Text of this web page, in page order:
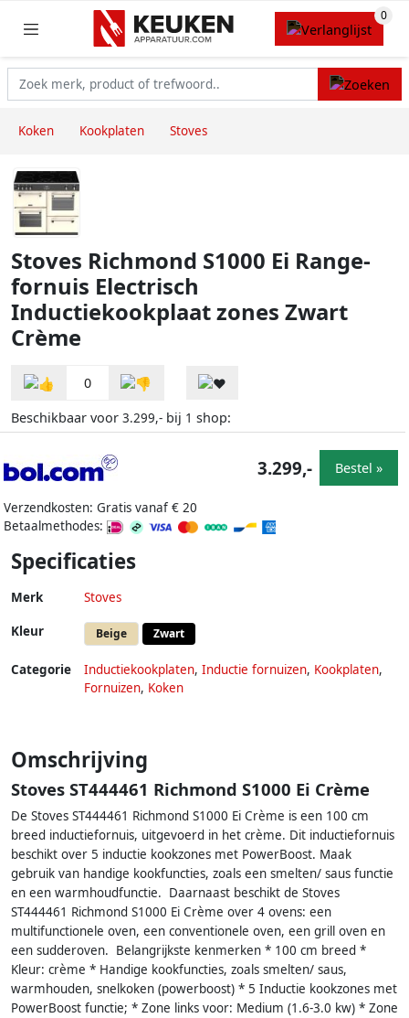
Koken Kookplaten Stoves
Stoves Richmond S1000 Ei Range-
fornuis Electrisch
Inductiekookplaat zones Zwart
Crème
0
Beschikbaar voor 3.299,- bij 1 shop:
Verzendkosten: Gratis vanaf € 20
Betaalmethodes:
3.299,- Bestel »
Specificaties
Merk Stoves
Kleur Beige Zwart
Categorie Inductiekookplaten, Inductie fornuizen, Kookplaten,
Fornuizen, Koken
Omschrijving
Stoves ST444461 Richmond S1000 Ei Crème
De Stoves ST444461 Richmond S1000 Ei Crème is een 100 cm
breed inductiefornuis, uitgevoerd in het crème. Dit inductiefornuis
beschikt over 5 inductie kookzones met PowerBoost. Maak
gebruik van handige kookfuncties, zoals een smelten/ saus functie
en een warmhoudfunctie. Daarnaast beschikt de Stoves
ST444461 Richmond S1000 Ei Crème over 4 ovens: een
multifunctionele oven, een conventionele oven, een grill oven en
een sudderoven. Belangrijkste kenmerken * 100 cm breed *
Kleur: crème * Handige kookfuncties, zoals smelten/ saus,
warmhouden, snelkoken (powerboost) * 5 Inductie kookzones met
PowerBoost functie; * Zone links voor: Medium (1.6-3.0 kw) * Zone